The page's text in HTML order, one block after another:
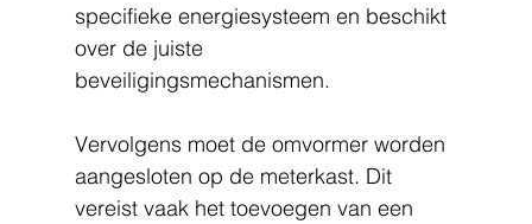
specifieke energiesysteem en beschikt
over de juiste
beveiligingsmechanismen.
Vervolgens moet de omvormer worden
aangesloten op de meterkast. Dit
vereist vaak het toevoegen van een